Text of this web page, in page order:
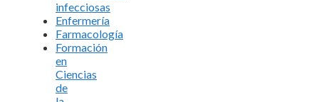
infecciosas
Enfermería
Farmacología
Formación
en
Ciencias
de